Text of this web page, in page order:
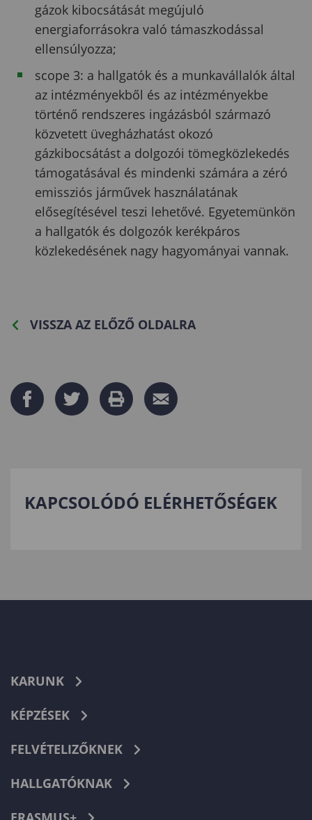
gázok kibocsátását megújuló
energiaforrásokra való támaszkodással
ellensúlyozza;
scope 3: a hallgatók és a munkavállalók által
az intézményekből és az intézményekbe
történő rendszeres ingázásból származó
közvetett üvegházhatást okozó
gázkibocsátást a dolgozói tömegközlekedés
támogatásával és mindenki számára a zéró
emissziós járművek használatának
elősegítésével teszi lehetővé. Egyetemünkön
a hallgatók és dolgozók kerékpáros
közlekedésének nagy hagyományai vannak.
VISSZA AZ ELŐZŐ OLDALRA
KAPCSOLÓDÓ ELÉRHETŐSÉGEK
KARUNK
KÉPZÉSEK
FELVÉTELIZŐKNEK
HALLGATÓKNAK